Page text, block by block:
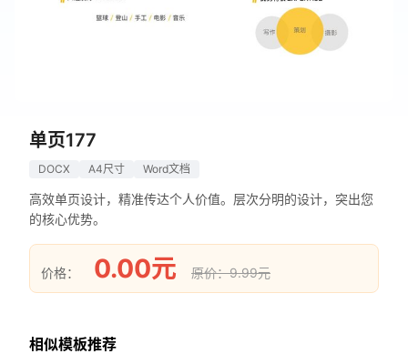
单页177
DOCX A4尺寸 Word文档
高效单页设计，精准传达个人价值。层次分明的设计，突出您
的核心优势。
价格： 0.00元 原价：9.99元
相似模板推荐